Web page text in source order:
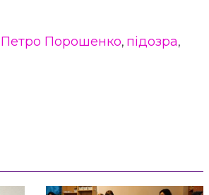
Петро Порошенко, підозра,